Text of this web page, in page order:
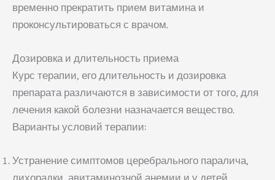
временно прекратить прием витамина и
проконсультироваться с врачом.
Дозировка и длительность приема
Курс терапии, его длительность и дозировка
препарата различаются в зависимости от того, для
лечения какой болезни назначается вещество.
Варианты условий терапии:
Устранение симптомов церебрального паралича,